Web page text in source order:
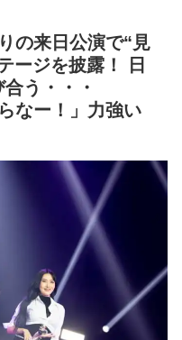
の来日公演で“見
ージを披露！ 日
う・・・
なー！」力強い